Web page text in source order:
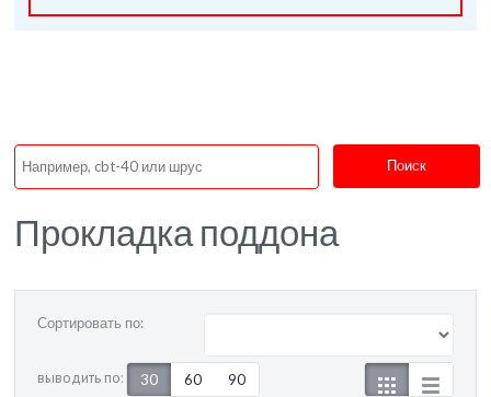
Поиск
Прокладка поддона
Сортировать по:
выводить по: 30 60 90